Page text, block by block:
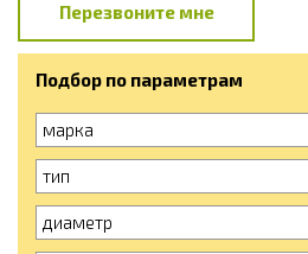
Перезвоните мне
Подбор по параметрам
марка
тип
диаметр